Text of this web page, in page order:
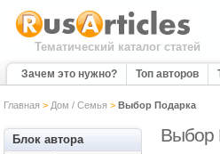
Тематический каталог статей
Зачем это нужно? Топ авторов
Главная > Дом / Семья > Выбор Подарка
Выбор
Блок автора